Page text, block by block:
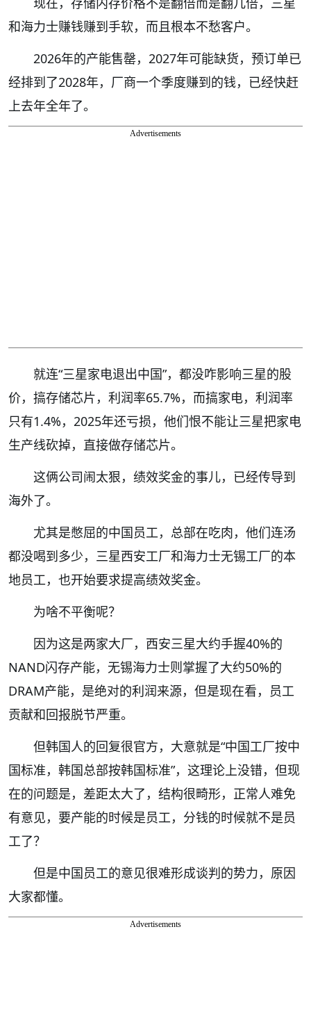
和海力士赚钱赚到手软，而且根本不愁客户。
2026年的产能售罄，2027年可能缺货，预订单已
经排到了2028年，厂商一个季度赚到的钱，已经快赶
上去年全年了。
Advertisements
就连“三星家电退出中国”，都没咋影响三星的股
价，搞存储芯片，利润率65.7%，而搞家电，利润率
只有1.4%，2025年还亏损，他们恨不能让三星把家电
生产线砍掉，直接做存储芯片。
这俩公司闹太狠，绩效奖金的事儿，已经传导到
海外了。
尤其是憋屈的中国员工，总部在吃肉，他们连汤
都没喝到多少，三星西安工厂和海力士无锡工厂的本
地员工，也开始要求提高绩效奖金。
为啥不平衡呢？
因为这是两家大厂，西安三星大约手握40%的
NAND闪存产能，无锡海力士则掌握了大约50%的
DRAM产能，是绝对的利润来源，但是现在看，员工
贡献和回报脱节严重。
但韩国人的回复很官方，大意就是“中国工厂按中
国标准，韩国总部按韩国标准”，这理论上没错，但现
在的问题是，差距太大了，结构很畸形，正常人难免
有意见，要产能的时候是员工，分钱的时候就不是员
工了？
但是中国员工的意见很难形成谈判的势力，原因
大家都懂。
Advertisements